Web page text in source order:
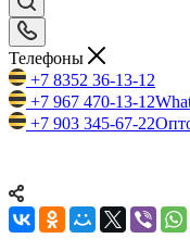
Телефоны
+7 8352 36-13-12
+7 967 470-13-12
+7 903 345-67-22